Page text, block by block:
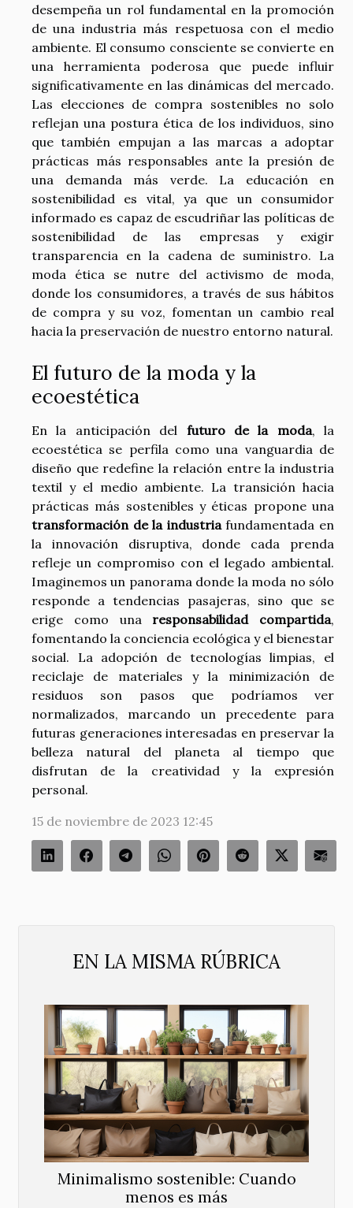
EN LA MISMA RÚBRICA
Minimalismo sostenible: Cuando
menos es más
desempeña un rol fundamental en la promoción
de una industria más respetuosa con el medio
ambiente. El consumo consciente se convierte en
una herramienta poderosa que puede influir
significativamente en las dinámicas del mercado.
Las elecciones de compra sostenibles no solo
reflejan una postura ética de los individuos, sino
que también empujan a las marcas a adoptar
prácticas más responsables ante la presión de
una demanda más verde. La educación en
sostenibilidad es vital, ya que un consumidor
informado es capaz de escudriñar las políticas de
sostenibilidad de las empresas y exigir
transparencia en la cadena de suministro. La
moda ética se nutre del activismo de moda,
donde los consumidores, a través de sus hábitos
de compra y su voz, fomentan un cambio real
hacia la preservación de nuestro entorno natural.
El futuro de la moda y la
ecoestética
En la anticipación del futuro de la moda, la
ecoestética se perfila como una vanguardia de
diseño que redefine la relación entre la industria
textil y el medio ambiente. La transición hacia
prácticas más sostenibles y éticas propone una
transformación de la industriafundamentada en
la innovación disruptiva, donde cada prenda
refleje un compromiso con el legado ambiental.
Imaginemos un panorama donde la moda no sólo
responde a tendencias pasajeras, sino que se
erige como una responsabilidad compartida,
fomentando la conciencia ecológica y el bienestar
social. La adopción de tecnologías limpias, el
reciclaje de materiales y la minimización de
residuos son pasos que podríamos ver
normalizados, marcando un precedente para
futuras generaciones interesadas en preservar la
belleza natural del planeta al tiempo que
disfrutan de la creatividad y la expresión
personal.
15 de noviembre de 2023 12:45